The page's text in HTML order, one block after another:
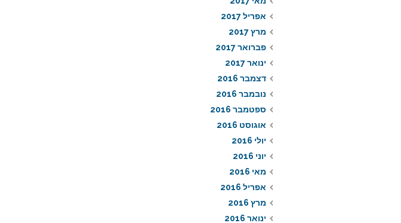
אפריל 2017
מרץ 2017
פברואר 2017
ינואר 2017
דצמבר 2016
נובמבר 2016
ספטמבר 2016
אוגוסט 2016
יולי 2016
יוני 2016
מאי 2016
אפריל 2016
מרץ 2016
ינואר 2016